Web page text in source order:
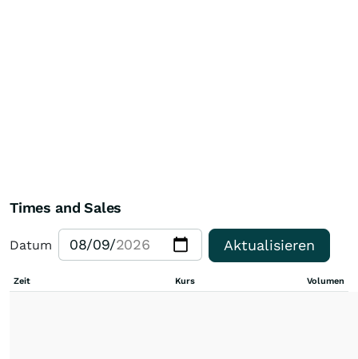
Times and Sales
Datum Aktualisieren
Zeit Kurs Volumen